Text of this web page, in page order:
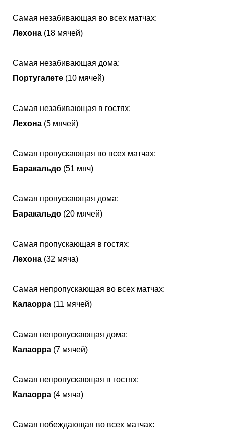
Самая незабивающая во всех матчах:
Лехона (18 мячей)
Самая незабивающая дома:
Португалете (10 мячей)
Самая незабивающая в гостях:
Лехона (5 мячей)
Самая пропускающая во всех матчах:
Баракальдо (51 мяч)
Самая пропускающая дома:
Баракальдо (20 мячей)
Самая пропускающая в гостях:
Лехона (32 мяча)
Самая непропускающая во всех матчах:
Калаорра (11 мячей)
Самая непропускающая дома:
Калаорра (7 мячей)
Самая непропускающая в гостях:
Калаорра (4 мяча)
Самая побеждающая во всех матчах: